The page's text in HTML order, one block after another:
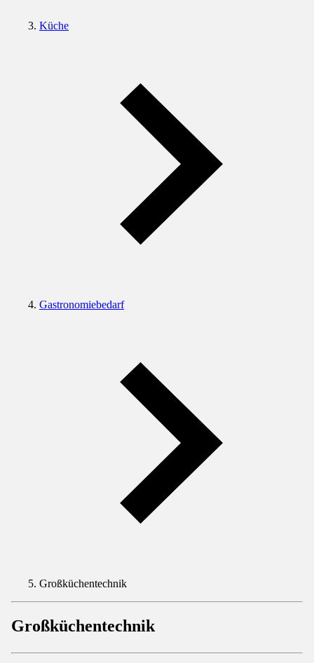
Küche
Gastronomiebedarf
Großküchentechnik
Großküchentechnik